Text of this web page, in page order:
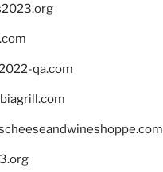
qa.com